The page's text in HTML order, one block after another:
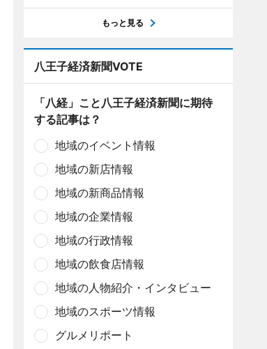
もっと見る
八王子経済新聞VOTE
「八経」こと八王子経済新聞に期待
する記事は？
地域のイベント情報
地域の新店情報
地域の新商品情報
地域の企業情報
地域の行政情報
地域の飲食店情報
地域の人物紹介・インタビュー
地域のスポーツ情報
グルメリポート